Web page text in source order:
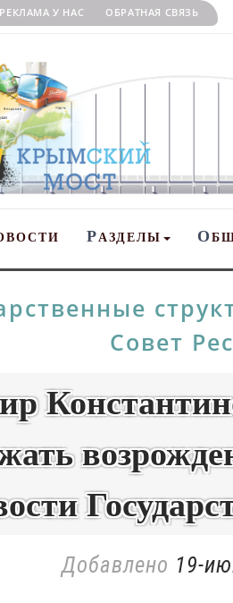
РЕКЛАМА У НАС ОБРАТНАЯ СВЯЗЬ
РАЗДЕЛЫ О
Совет
Добавлено 19-